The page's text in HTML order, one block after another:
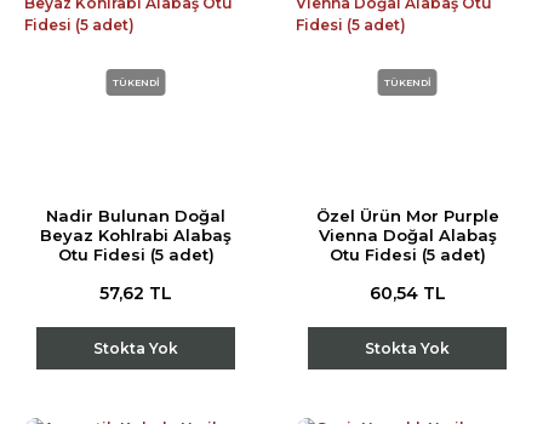
TÜKENDİ
Nadir Bulunan Doğal
Beyaz Kohlrabi Alabaş
Otu Fidesi (5 adet)
57,62 TL
Stokta Yok
TÜKENDİ
Özel Ürün Mor Purple
Vienna Doğal Alabaş
Otu Fidesi (5 adet)
60,54 TL
Stokta Yok